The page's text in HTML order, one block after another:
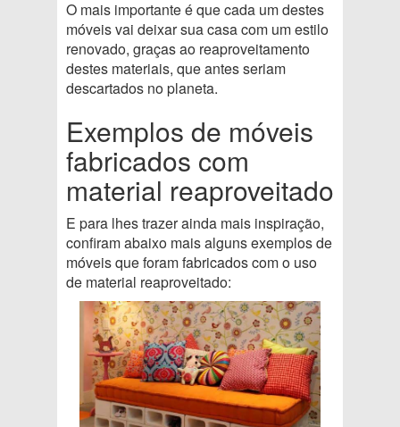
O mais importante é que cada um destes
móveis vai deixar sua casa com um estilo
renovado, graças ao reaproveitamento
destes materiais, que antes seriam
descartados no planeta.
Exemplos de móveis
fabricados com
material reaproveitado
E para lhes trazer ainda mais inspiração,
confiram abaixo mais alguns exemplos de
móveis que foram fabricados com o uso
de material reaproveitado: